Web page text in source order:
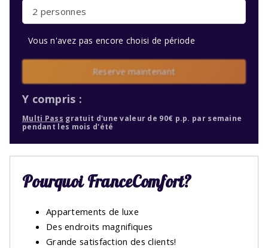
2 personnes
Vous n'avez pas encore choisi de période
Reserve maintenant
Y compris :
Multi Pass gratuit d'une valeur de 90€ p.p. par semaine
pendant les mois d'été
Pourquoi FranceComfort?
Appartements de luxe
Des endroits magnifiques
Grande satisfaction des clients!